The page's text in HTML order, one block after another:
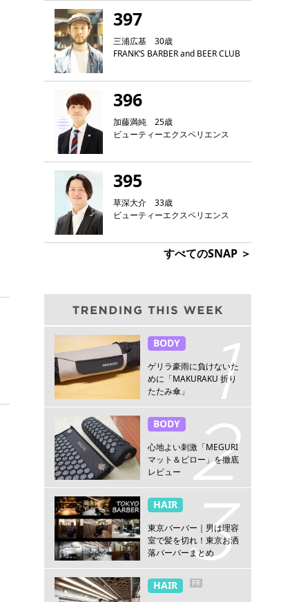
397
三浦広基 30歳
FRANK‘S BARBER and BEER CLUB
396
加藤満純 25歳
ビューティーエクスペリエンス
395
草深大介 33歳
ビューティーエクスペリエンス
すべてのSNAP ＞
BODY
ゲリラ豪雨に負けないた
めに「MAKURAKU 折り
たたみ傘」
BODY
心地よい刺激「MEGURI
マット＆ピロー」を徹底
レビュー
HAIR
東京バーバー｜男は理容
室で髪を切れ！東京お洒
落バーバーまとめ
HAIR PR